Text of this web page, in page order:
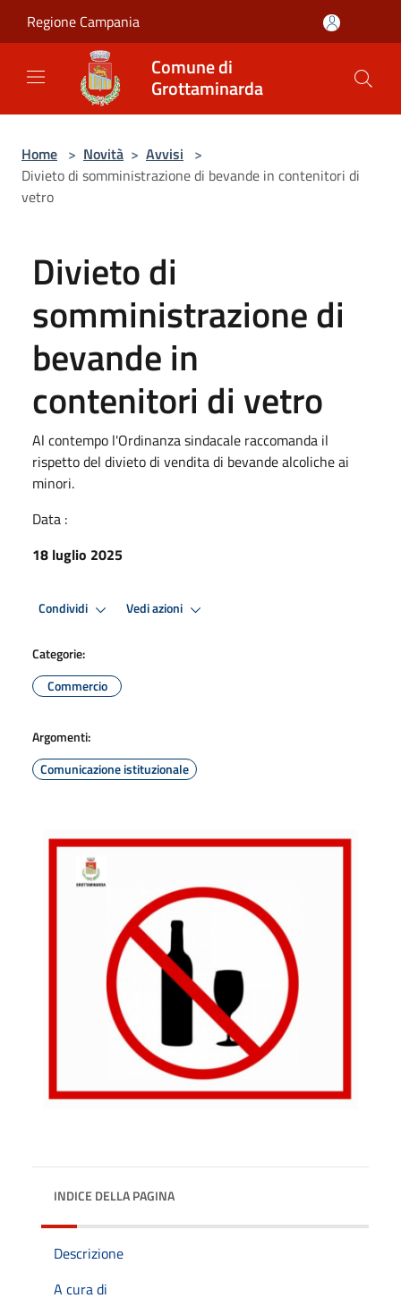
Regione Campania
Comune di
Grottaminarda
Home > Novità > Avvisi >
Divieto di somministrazione di bevande in contenitori di
vetro
Divieto di
somministrazione di
bevande in
contenitori di vetro
Al contempo l'Ordinanza sindacale raccomanda il
rispetto del divieto di vendita di bevande alcoliche ai
minori.
Data :
18 luglio 2025
Condividi Vedi azioni
Categorie:
Commercio
Argomenti:
Comunicazione istituzionale
INDICE DELLA PAGINA
Descrizione
A cura di